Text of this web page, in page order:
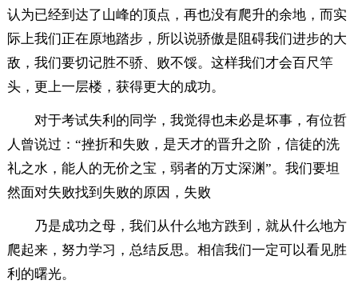
认为已经到达了山峰的顶点，再也没有爬升的余地，而实
际上我们正在原地踏步，所以说骄傲是阻碍我们进步的大
敌，我们要切记胜不骄、败不馁。这样我们才会百尺竿
头，更上一层楼，获得更大的成功。
对于考试失利的同学，我觉得也未必是坏事，有位哲
人曾说过：“挫折和失败，是天才的晋升之阶，信徒的洗
礼之水，能人的无价之宝，弱者的万丈深渊”。我们要坦
然面对失败找到失败的原因，失败
乃是成功之母，我们从什么地方跌到，就从什么地方
爬起来，努力学习，总结反思。相信我们一定可以看见胜
利的曙光。